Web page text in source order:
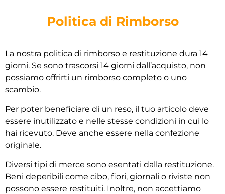
Politica di Rimborso
La nostra politica di rimborso e restituzione dura 14
giorni. Se sono trascorsi 14 giorni dall’acquisto, non
possiamo offrirti un rimborso completo o uno
scambio.
Per poter beneficiare di un reso, il tuo articolo deve
essere inutilizzato e nelle stesse condizioni in cui lo
hai ricevuto. Deve anche essere nella confezione
originale.
Diversi tipi di merce sono esentati dalla restituzione.
Beni deperibili come cibo, fiori, giornali o riviste non
possono essere restituiti. Inoltre, non accettiamo